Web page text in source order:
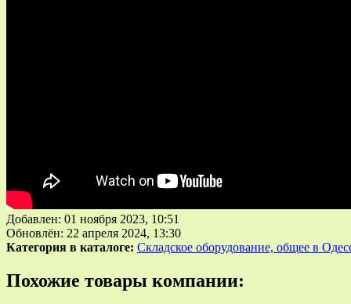
Добавлен: 01 ноября 2023, 10:51
Обновлён: 22 апреля 2024, 13:30
Категория в каталоге: Складское оборудование, общее в
Похожие товары компании: